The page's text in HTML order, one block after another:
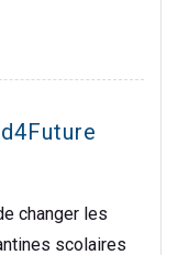
changer les
scolaires